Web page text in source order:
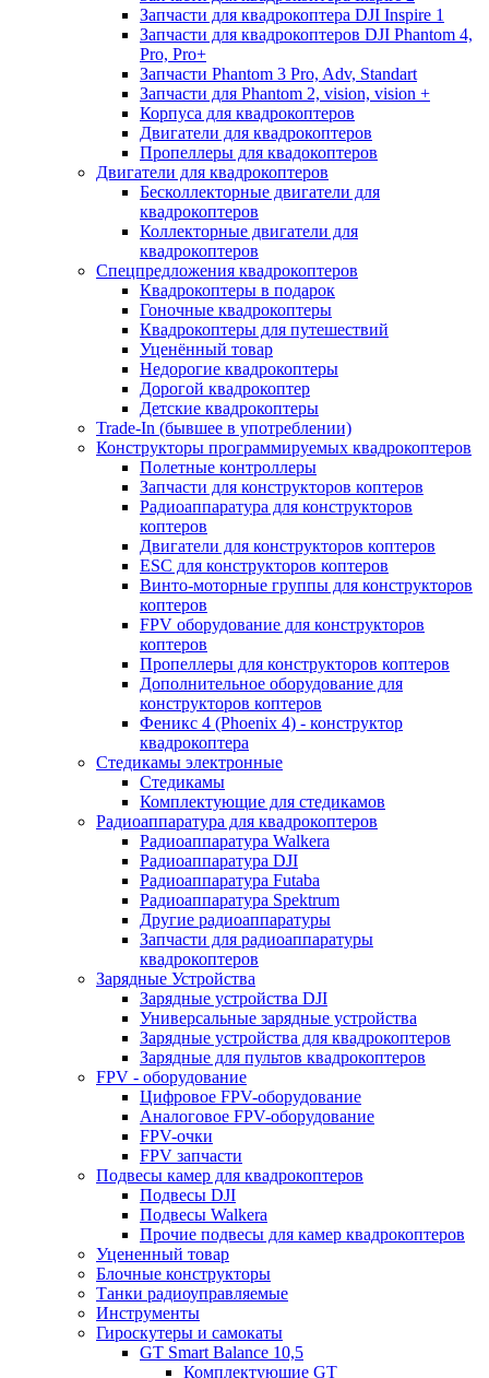
Запчасти для квадрокоптера DJI Inspire 1
Запчасти для квадрокоптеров DJI Phantom 4,
Pro, Pro+
Запчасти Phantom 3 Pro, Adv, Standart
Запчасти для Phantom 2, vision, vision +
Корпуса для квадрокоптеров
Двигатели для квадрокоптеров
Пропеллеры для квадокоптеров
Двигатели для квадрокоптеров
Бесколлекторные двигатели для
квадрокоптеров
Коллекторные двигатели для
квадрокоптеров
Спецпредложения квадрокоптеров
Квадрокоптеры в подарок
Гоночные квадрокоптеры
Квадрокоптеры для путешествий
Уценённый товар
Недорогие квадрокоптеры
Дорогой квадрокоптер
Детские квадрокоптеры
Trade-In (бывшее в употреблении)
Конструкторы программируемых квадрокоптеров
Полетные контроллеры
Запчасти для конструкторов коптеров
Радиоаппаратура для конструкторов
коптеров
Двигатели для конструкторов коптеров
ESC для конструкторов коптеров
Винто-моторные группы для конструкторов
коптеров
FPV оборудование для конструкторов
коптеров
Пропеллеры для конструкторов коптеров
Дополнительное оборудование для
конструкторов коптеров
Феникс 4 (Phoenix 4) - конструктор
квадрокоптера
Cтедикамы электронные
Стедикамы
Комплектующие для стедикамов
Радиоаппаратура для квадрокоптеров
Радиоаппаратура Walkera
Радиоаппаратура DJI
Радиоаппаратура Futaba
Радиоаппаратура Spektrum
Другие радиоаппаратуры
Запчасти для радиоаппаратуры
квадрокоптеров
Зарядные Устройства
Зарядные устройства DJI
Универсальные зарядные устройства
Зарядные устройства для квадрокоптеров
Зарядные для пультов квадрокоптеров
FPV - оборудование
Цифровое FPV-оборудование
Аналоговое FPV-оборудование
FPV-очки
FPV запчасти
Подвесы камер для квадрокоптеров
Подвесы DJI
Подвесы Walkera
Прочие подвесы для камер квадрокоптеров
Уцененный товар
Блочные конструкторы
Танки радиоуправляемые
Инструменты
Гироскутеры и самокаты
GT Smart Balance 10,5
Комплектующие GT